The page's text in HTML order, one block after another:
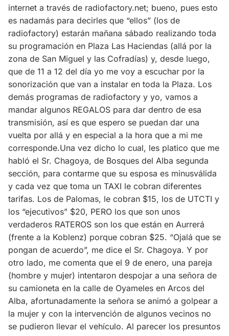
internet a través de radiofactory.net; bueno, pues esto
es nadamás para decirles que “ellos” (los de
radiofactory) estarán mañana sábado realizando toda
su programación en Plaza Las Haciendas (allá por la
zona de San Miguel y las Cofradías) y, desde luego,
que de 11 a 12 del día yo me voy a escuchar por la
sonorización que van a instalar en toda la Plaza. Los
demás programas de radiofactory y yo, vamos a
mandar algunos REGALOS para dar dentro de esa
transmisión, así es que espero se puedan dar una
vuelta por allá y en especial a la hora que a mi me
corresponde.Una vez dicho lo cual, les platico que me
habló el Sr. Chagoya, de Bosques del Alba segunda
sección, para contarme que su esposa es minusválida
y cada vez que toma un TAXI le cobran diferentes
tarifas. Los de Palomas, le cobran $15, los de UTCTI y
los “ejecutivos” $20, PERO los que son unos
verdaderos RATEROS son los que están en Aurrerá
(frente a la Koblenz) porque cobran $25. “Ojalá que se
pongan de acuerdo”, me dice el Sr. Chagoya. Y por
otro lado, me comenta que el 9 de enero, una pareja
(hombre y mujer) intentaron despojar a una señora de
su camioneta en la calle de Oyameles en Arcos del
Alba, afortunadamente la señora se animó a golpear a
la mujer y con la intervención de algunos vecinos no
se pudieron llevar el vehículo. Al parecer los presuntos